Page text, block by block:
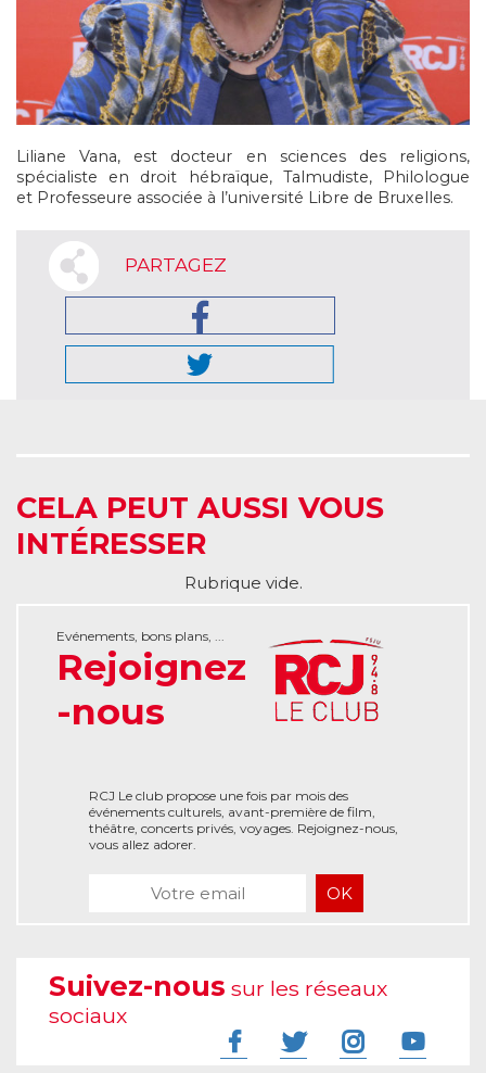
Liliane Vana, est docteur en sciences des religions,
spécialiste en droit hébraïque, Talmudiste, Philologue
et Professeure associée à l’université Libre de Bruxelles.
PARTAGEZ
CELA PEUT AUSSI VOUS
INTÉRESSER
Rubrique vide.
Evénements, bons plans, ...
Rejoignez
-nous
RCJ Le club propose une fois par mois des
événements culturels, avant-première de film,
théâtre, concerts privés, voyages. Rejoignez-nous,
vous allez adorer.
Suivez-nous sur les réseaux
sociaux